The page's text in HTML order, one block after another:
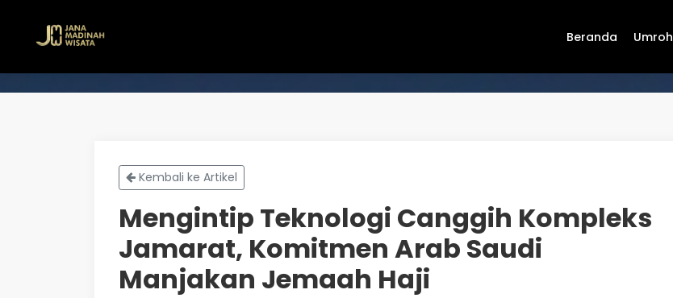
Beranda Umroh
Kembali ke Artikel
Mengintip Teknologi Canggih Kompleks
Jamarat, Komitmen Arab Saudi
Manjakan Jemaah Haji